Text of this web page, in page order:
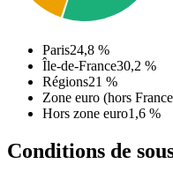
Paris24,8 %
Île-de-France30,2 %
Régions21 %
Zone euro (hors
Hors zone euro1,6 %
Conditions de